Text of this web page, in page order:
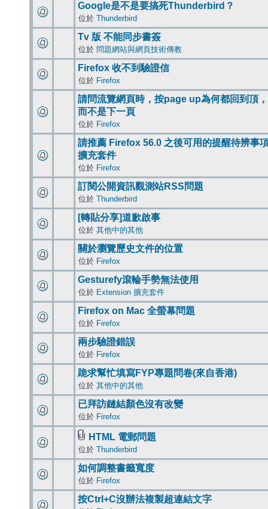
Google是不是要搞死Thunderbird？
位於 Thunderbird
Tv 版 不能同步書簽
位於 問題網站與網頁技術傳教
Firefox 收不到驗證信
位於 Firefox
請問流覽網頁時，按page up為何都回到頂，
而不是下一頁
位於 Firefox
請推薦 Firefox 56.0 之後可用的提醒待辨事
擴充套件
位於 Firefox
訂閱公開資訊觀測站RSS問題
位於 Thunderbird
[轉貼分享]道歉啟事
位於 其他中的其他
關於瀏覽歷史文件的位置
位於 Firefox
Gesturefy滾輪手勢無法使用
位於 Extension 擴充套件
Firefox on Mac 全螢幕問題
位於 Firefox
兩步驗證錯誤
位於 Firefox
跪求幫忙填寫FYP專題問卷(來自香港)
位於 其他中的其他
已拜訪鏈結顏色沒有改變
位於 Firefox
HTML 電郵問題
位於 Thunderbird
如何調整書籤寬度
位於 Firefox
按Ctrl+C沒辦法複製超連結文字